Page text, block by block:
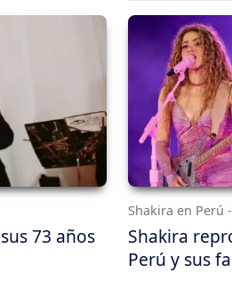
73 años
Shakira en Perú
Shakira
Perú y sus